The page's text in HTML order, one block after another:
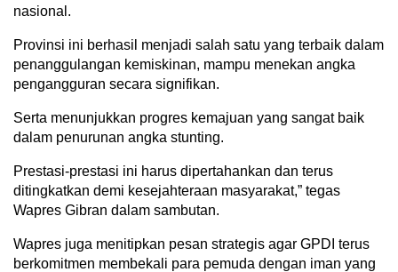
nasional.
Provinsi ini berhasil menjadi salah satu yang terbaik dalam
penanggulangan kemiskinan, mampu menekan angka
pengangguran secara signifikan.
Serta menunjukkan progres kemajuan yang sangat baik
dalam penurunan angka stunting.
Prestasi-prestasi ini harus dipertahankan dan terus
ditingkatkan demi kesejahteraan masyarakat,” tegas
Wapres Gibran dalam sambutan.
Wapres juga menitipkan pesan strategis agar GPDI terus
berkomitmen membekali para pemuda dengan iman yang